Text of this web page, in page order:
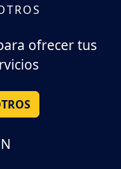
ofrecer tus